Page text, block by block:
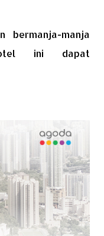
bermanja-manja
ini dapat